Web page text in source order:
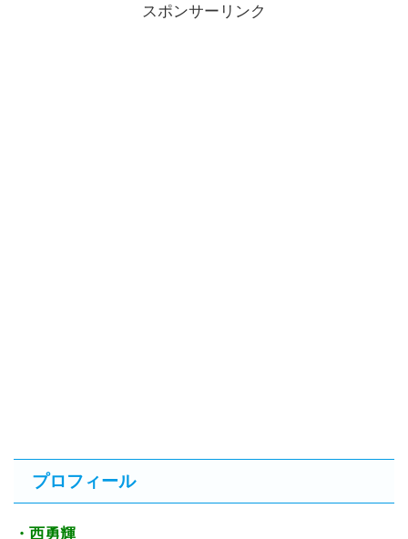
スポンサーリンク
プロフィール
・西勇輝